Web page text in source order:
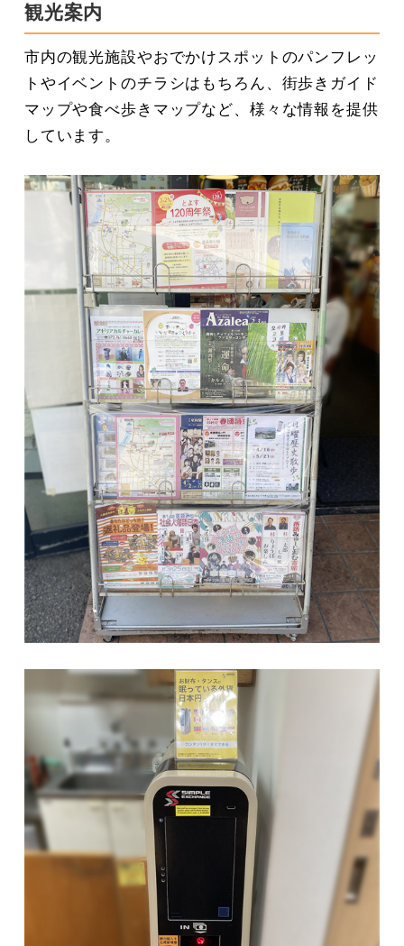
観光案内
市内の観光施設やおでかけスポットのパンフレッ
トやイベントのチラシはもちろん、街歩きガイド
マップや食べ歩きマップなど、様々な情報を提供
しています。